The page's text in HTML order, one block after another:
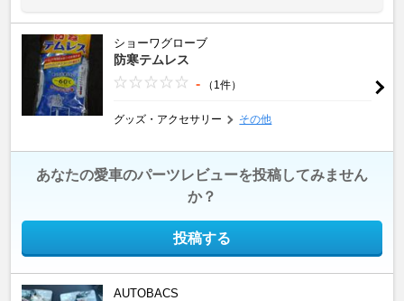
ショーワグローブ
防寒テムレス
- （1件）
グッズ・アクセサリー その他
あなたの愛車のパーツレビューを投稿してみません
か？
投稿する
AUTOBACS